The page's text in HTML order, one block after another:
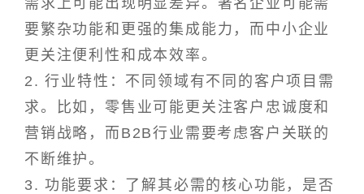
要繁杂功能和更强的集成能力，而中小企业
更关注便利性和成本效率。
2. 行业特性：不同领域有不同的客户项目需
求。比如，零售业可能更关注客户忠诚度和
营销战略，而B2B行业需要考虑客户关联的
不断维护。
3. 功能要求：了解其必需的核心功能，是否